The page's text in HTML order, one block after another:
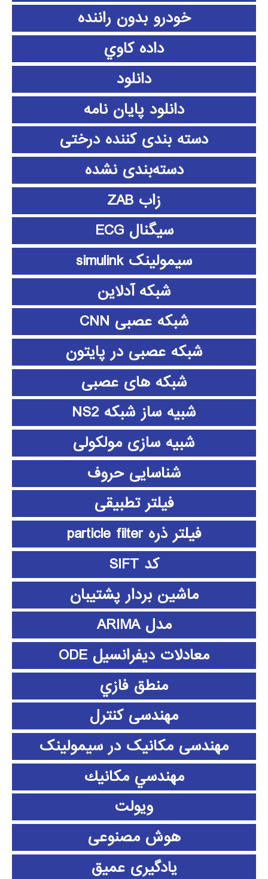
خودرو بدون راننده
داده كاوي
دانلود
دانلود پايان نامه
دسته بندی کننده درختی
دسته‌بندی نشده
زاب ZAB
سیگنال ECG
سیمولینک simulink
شبکه آدلاین
شبکه عصبی CNN
شبکه عصبی در پایتون
شبکه های عصبی
شبیه ساز شبکه NS2
شبیه سازی مولکولی
شناسایی حروف
فیلتر تطبیقی
فیلتر ذره particle filter
کد SIFT
ماشین بردار پشتیبان
مدل ARIMA
معادلات دیفرانسیل ODE
منطق فازي
مهندسی کنترل
مهندسی مکانیک در سیمولینک
مهندسي مكانيك
ویولت
هوش مصنوعی
یادگیری عمیق